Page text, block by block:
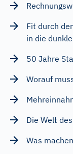
Fit durch
in die
50 Jahre
Worauf
Die Welt
Was